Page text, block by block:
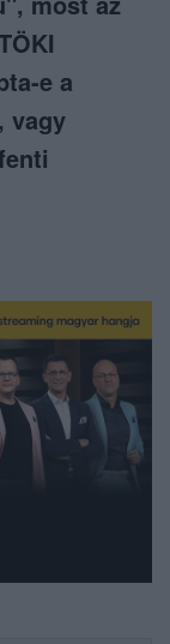
e a
vagy